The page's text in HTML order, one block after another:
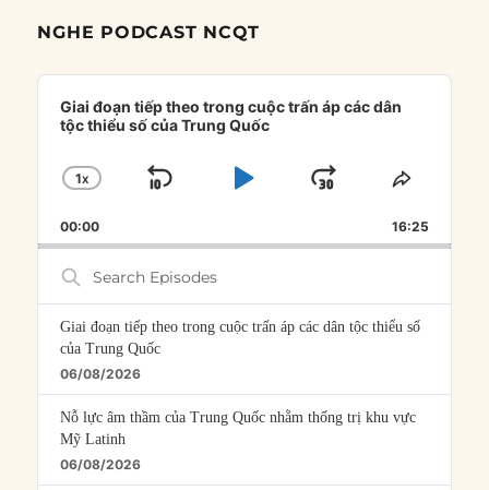
NGHE PODCAST NCQT
Audio
Player
Giai đoạn tiếp theo trong cuộc trấn áp các dân
tộc thiểu số của Trung Quốc
CHANGE
RATE
1X
SKIP
PLAYJUMP
FORWARD
SHARE
00:00 16:25
Search
Episodes
Giai đoạn tiếp theo trong cuộc trấn áp các dân tộc thiểu số
của Trung Quốc
06/08/2026
Nỗ lực âm thầm của Trung Quốc nhằm thống trị khu vực
Mỹ Latinh
06/08/2026